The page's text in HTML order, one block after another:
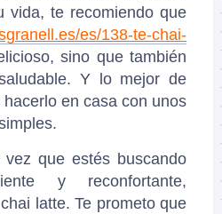
vida, te recomiendo que
es/138-te-chai-
sino que también
Y lo mejor de
en casa con unos
que estés buscando
y reconfortante,
latte. Te prometo que